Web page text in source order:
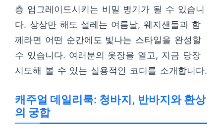
층 업그레이드시키는 비밀 병기가 될 수 있습니
다. 상상만 해도 설레는 여름날, 웨지샌들과 함
께라면 어떤 순간에도 빛나는 스타일을 완성할
수 있습니다. 여러분의 옷장을 열고, 지금 당장
시도해 볼 수 있는 실용적인 코디를 소개합니다.
캐주얼 데일리룩: 청바지, 반바지와 환상
의 궁합